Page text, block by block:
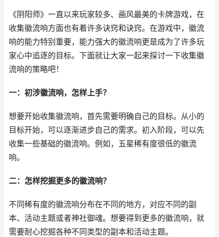
《阴阳师》一直以来玩家较多、画风最美的卡牌游戏，在
收集徽流响方面也有着许多诀窍和诀窍。在游戏中，徽流
响的能力特别重要，能力强大的徽流响更是成为了许多玩
家心中追逐的目标。下面就让大家一起来探讨一下收集徽
流响的策略吧！
一：初涉徽流响，怎样上手？
想要开始收集徽流响，首先需要明确自己的目标。从小的
目标开始，可以逐渐进步自己的需求。初入阶段，可以先
收集一些基础的徽流响。例如，五星稀有度很低的徽流
响。
二：怎样挖掘更多的徽流响？
不同稀有度的徽流响分布在不同的地方，对应不同的副
本、活动主题或者神社御魂。想要得到更多的徽流响，就
需要耐心挖掘各种不同类型的副本和活动主题。